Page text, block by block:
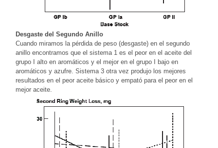
Desgaste del Segundo Anillo
Cuando miramos la pérdida de peso (desgaste) en el segundo
anillo encontramos que el sistema 1 es el peor en el aceite del
grupo I alto en aromáticos y el mejor en el grupo I bajo en
aromáticos y azufre. Sistema 3 otra vez produjo los mejores
resultados en el peor aceite básico y empató para el peor en el
mejor aceite.